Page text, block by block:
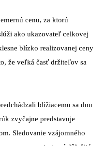
cenu, za ktorú
ako ukazovateľ celkovej
blízko realizovanej ceny
že veľká časť držiteľov sa
blížiacemu sa dnu
zvyčajne predstavuje
Sledovanie vzájomného